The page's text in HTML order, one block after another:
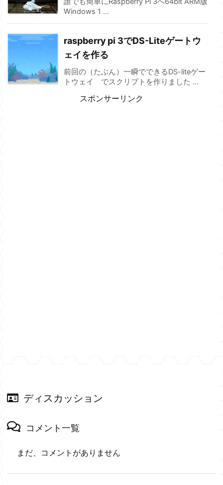
Windows 1 ...
raspberry pi 3でDS-Liteゲートウ
ェイを作る
前回の（たぶん）一瞬でできるDS-liteゲー
トウェイ でスクリプトを作りました ...
スポンサーリンク
ディスカッション
コメント一覧
まだ、コメントがありません